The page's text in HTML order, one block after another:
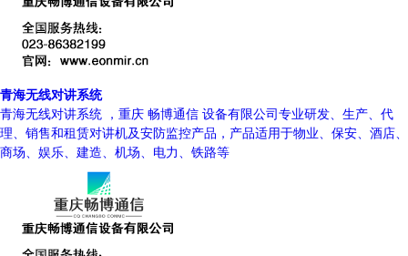
青海无线对讲系统
青海无线对讲系统 ，重庆 畅博通信 设备有限公司专业研发、生产、代
理、销售和租赁对讲机及安防监控产品，产品适用于物业、保安、酒店、
商场、娱乐、建造、机场、电力、铁路等